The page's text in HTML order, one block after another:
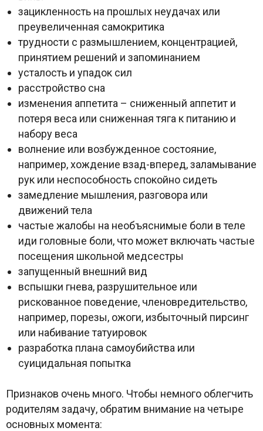
зацикленность на прошлых неудачах или
преувеличенная самокритика
трудности с размышлением, концентрацией,
принятием решений и запоминанием
усталость и упадок сил
расстройство сна
изменения аппетита – сниженный аппетит и
потеря веса или сниженная тяга к питанию и
набору веса
волнение или возбужденное состояние,
например, хождение взад-вперед, заламывание
рук или неспособность спокойно сидеть
замедление мышления, разговора или
движений тела
частые жалобы на необъяснимые боли в теле
иди головные боли, что может включать частые
посещения школьной медсестры
запущенный внешний вид
вспышки гнева, разрушительное или
рискованное поведение, членовредительство,
например, порезы, ожоги, избыточный пирсинг
или набивание татуировок
разработка плана самоубийства или
суицидальная попытка
Признаков очень много. Чтобы немного облегчить
родителям задачу, обратим внимание на четыре
основных момента: